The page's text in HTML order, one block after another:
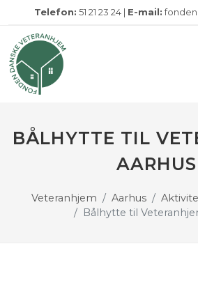
Telefon: 51 21 23 24 | E-mail:
BÅLHYTTE TIL
AARHUS
Veteranhjem Aarhus
Bålhytte til